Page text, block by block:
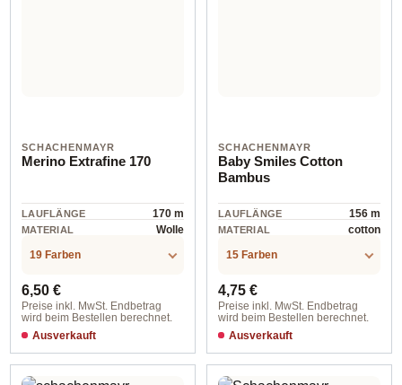
SCHACHENMAYR
Merino Extrafine 170
LAUFLÄNGE 170 m
MATERIAL
Wolle
19 Farben
Regulärer Preis:
6,50 €
Preise inkl. MwSt. Endbetrag
wird beim Bestellen berechnet.
Ausverkauft
SCHACHENMAYR
Baby Smiles Cotton
Bambus
LAUFLÄNGE 156 m
MATERIAL
cotton
15 Farben
Regulärer Preis:
4,75 €
Preise inkl. MwSt. Endbetrag
wird beim Bestellen berechnet.
Ausverkauft